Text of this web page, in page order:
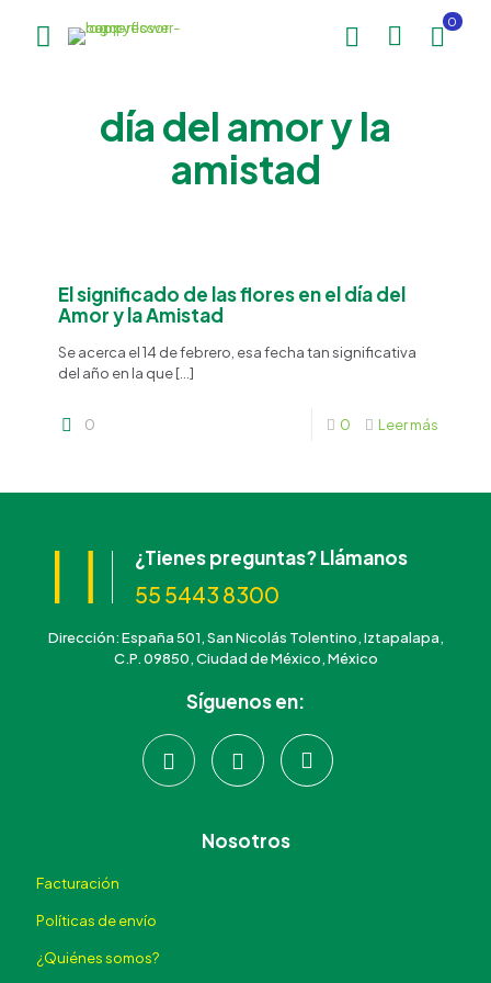
0
día del amor y la
amistad
El significado de las flores en el día del
Amor y la Amistad
Se acerca el 14 de febrero, esa fecha tan significativa
del año en la que[…]
0 0 Leer más
¿Tienes preguntas? Llámanos
55 5443 8300
Dirección: España 501, San Nicolás Tolentino, Iztapalapa,
C.P. 09850, Ciudad de México, México
Síguenos en:
Nosotros
Facturación
Políticas de envío
¿Quiénes somos?
Happy Flower Agente IA
¿En qué podemos ayudarte?